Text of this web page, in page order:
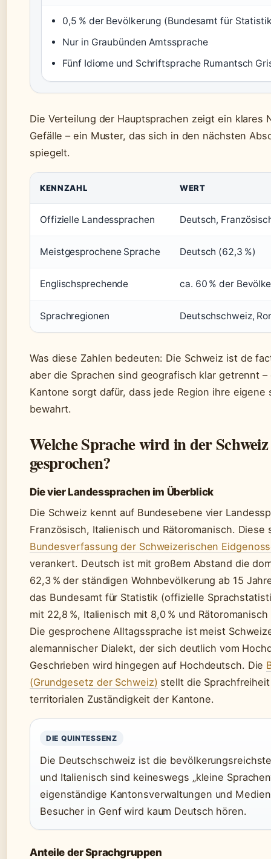
0,5 % der Bevölkerung (Bundesamt für
Nur in Graubünden Amtssprache
Fünf Idiome und Schriftsprache Rumantsch
Die Verteilung der Hauptsprachen zeigt ein klares
Gefälle – ein Muster, das sich in den nächsten
spiegelt.
KENNZAHL WERT
Offizielle Landessprachen Deutsch,
Meistgesprochene Sprache Deutsch (62,3 %)
Englischsprechende ca. 60 % der
Sprachregionen Deutschschweiz,
Was diese Zahlen bedeuten: Die Schweiz ist de
aber die Sprachen sind geografisch klar getrennt
Kantone sorgt dafür, dass jede Region ihre
bewahrt.
Welche Sprache wird in der
gesprochen?
Die vier Landessprachen im Überblick
Die Schweiz kennt auf Bundesebene vier
Französisch, Italienisch und Rätoromanisch. Diese
Bundesverfassung der Schweizerischen
verankert. Deutsch ist mit großem Abstand die
62,3 % der ständigen Wohnbevölkerung ab 15
das Bundesamt für Statistik (offizielle
mit 22,8 %, Italienisch mit 8,0 % und Rätoromanisch
Die gesprochene Alltagssprache ist meist
alemannischer Dialekt, der sich deutlich vom
Geschrieben wird hingegen auf Hochdeutsch. Die
(Grundgesetz der Schweiz) stellt die
territorialen Zuständigkeit der Kantone.
DIE QUINTESSENZ
Die Deutschschweiz ist die
und Italienisch sind keineswegs „kleine
eigenständige Kantonsverwaltungen und
Besucher in Genf wird kaum Deutsch hören.
Anteile der Sprachgruppen